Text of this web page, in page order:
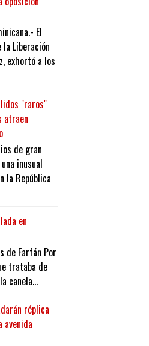
El
Liberación
exhortó a los
"raros"
atraen
de gran
inusual
la República
en
de Farfán Por
trataba de
canela...
réplica